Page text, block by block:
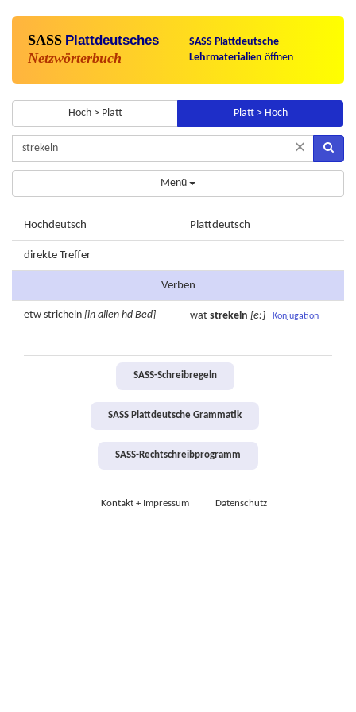
SASS Plattdeutsches
Netzwörterbuch
SASS Plattdeutsche
Lehrmaterialien öffnen
Hoch > Platt Platt > Hoch
×
Menü
Hochdeutsch Plattdeutsch
direkte Treffer
Verben
etw stricheln [in allen hd Bed] wat strekeln [e:] Konjugation
SASS-Schreibregeln
SASS Plattdeutsche Grammatik
SASS-Rechtschreibprogramm
Kontakt + Impressum Datenschutz